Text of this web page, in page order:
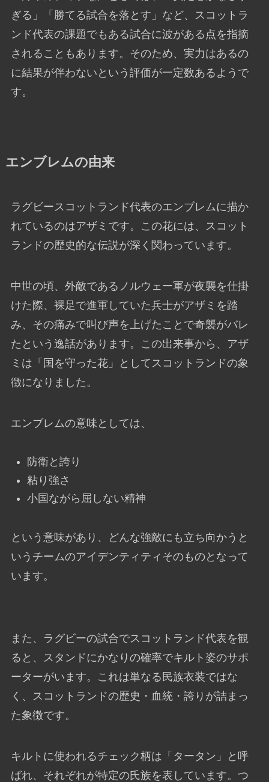
ぎる」「勝てる試合を落とす」など、スコットラ
ンド代表の課題でもある試合に波がある点を指摘
されることもあります。そのため、実力はあるの
に結果が伴わないという評価が一定数あるようで
す。
エンブレムの由来
ラグビースコットランド代表のエンブレムに描か
れているのはアザミです。この花には、スコット
ランドの歴史的な伝説が深く関わっています。
中世の頃、外敵であるノルウェー軍が夜襲を仕掛
けた際、裸足で進軍していた兵士がアザミを踏
み、その痛みで叫び声を上げたことで奇襲がバレ
たという逸話があります。この出来事から、アザ
ミは「国を守った花」としてスコットランドの象
徴になりました。
エンブレムの意味としては、
防衛と誇り
粘り強さ
小国ながら屈しない精神
という意味があり、どんな強敵にも立ち向かうと
いうチームのアイデンティティそのものとなって
います。
また、ラグビーの試合でスコットランド代表を観
ると、スタンドにかなりの確率でキルト姿のサポ
ーターがいます。これは単なる民族衣装ではな
く、スコットランドの歴史・血統・誇りが詰まっ
た象徴です。
キルトに使われるチェック柄は「タータン」と呼
ばれ、それぞれが特定の氏族を表しています。つ